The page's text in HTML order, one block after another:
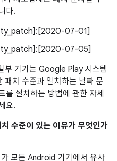
다.
07-01]
07-05]
부 기기는 Google Play 시스템
치 수준과 일치하는 날짜 문
를 설치하는 방법에 관한 자세
요.
수준이 있는 이유가 무엇인가
모든 Android 기기에서 유사